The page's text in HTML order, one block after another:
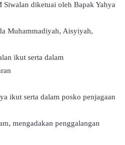
Siwalan diketuai oleh Bapak Yahya
Muhammadiyah, Aisyiyah,
ikut serta dalam
ikut serta dalam posko penjagaan
mengadakan penggalangan